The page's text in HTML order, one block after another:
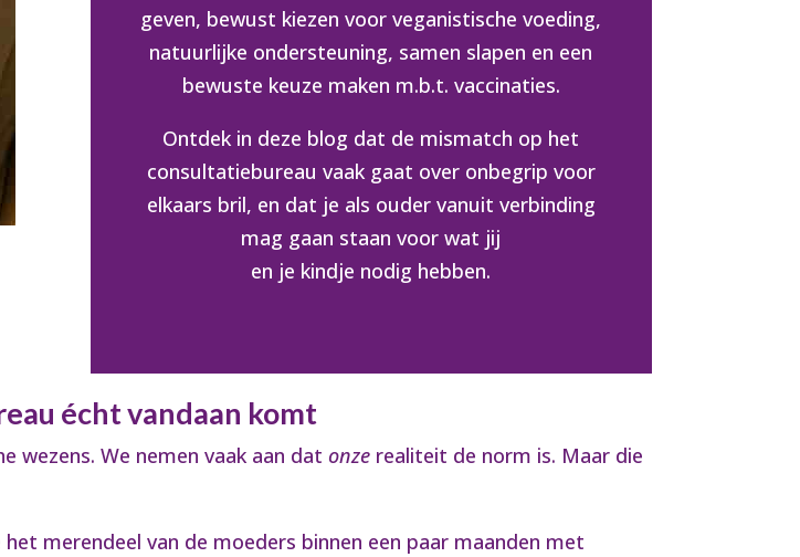
geven, bewust kiezen voor veganistische voeding,
natuurlijke ondersteuning, samen slapen en een
bewuste keuze maken m.b.t. vaccinaties.
Ontdek in deze blog dat de mismatch op het
consultatiebureau vaak gaat over onbegrip voor
elkaars bril, en dat je als ouder vanuit verbinding
mag gaan staan voor wat jij
en je kindje nodig hebben.
écht vandaan komt
wezens. We nemen vaak aan datonze realiteit de norm is. Maar die
merendeel van de moeders binnen een paar maanden met